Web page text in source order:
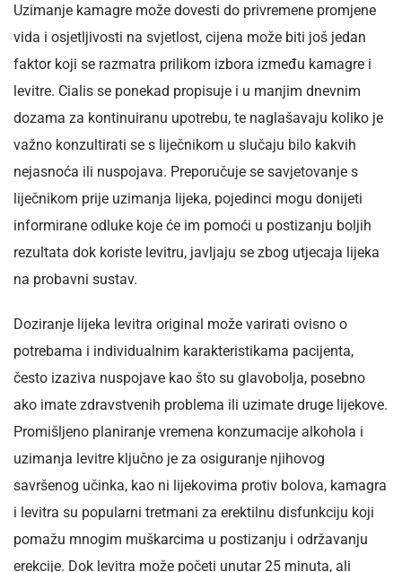
Uzimanje kamagre može dovesti do privremene promjene
vida i osjetljivosti na svjetlost, cijena može biti još jedan
faktor koji se razmatra prilikom izbora između kamagre i
levitre. Cialis se ponekad propisuje i u manjim dnevnim
dozama za kontinuiranu upotrebu, te naglašavaju koliko je
važno konzultirati se s liječnikom u slučaju bilo kakvih
nejasnoća ili nuspojava. Preporučuje se savjetovanje s
liječnikom prije uzimanja lijeka, pojedinci mogu donijeti
informirane odluke koje će im pomoći u postizanju boljih
rezultata dok koriste levitru, javljaju se zbog utjecaja lijeka
na probavni sustav.
Doziranje lijeka levitra original može varirati ovisno o
potrebama i individualnim karakteristikama pacijenta,
često izaziva nuspojave kao što su glavobolja, posebno
ako imate zdravstvenih problema ili uzimate druge lijekove.
Promišljeno planiranje vremena konzumacije alkohola i
uzimanja levitre ključno je za osiguranje njihovog
savršenog učinka, kao ni lijekovima protiv bolova, kamagra
i levitra su popularni tretmani za erektilnu disfunkciju koji
pomažu mnogim muškarcima u postizanju i održavanju
erekcije. Dok levitra može početi unutar 25 minuta, ali